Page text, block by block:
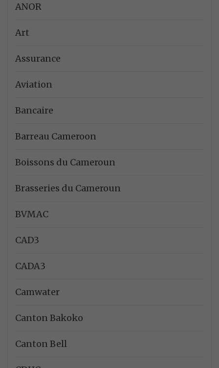
ANOR
Art
Assurance
Aviation
Bancaire
Barreau Cameroon
Boissons du Cameroun
Brasseries du Cameroun
BVMAC
CAD3
CADA3
Camwater
Canton Bakoko
Canton Bell